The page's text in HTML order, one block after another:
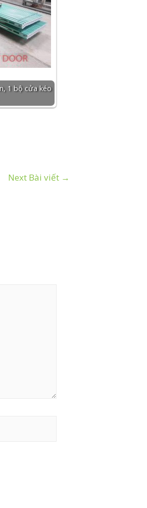
1 bộ cửa kéo
Next Bài viết →